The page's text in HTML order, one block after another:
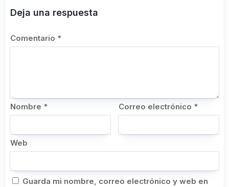
Deja una respuesta
Comentario *
Nombre * Correo electrónico *
Web
Guarda mi nombre, correo electrónico y web en